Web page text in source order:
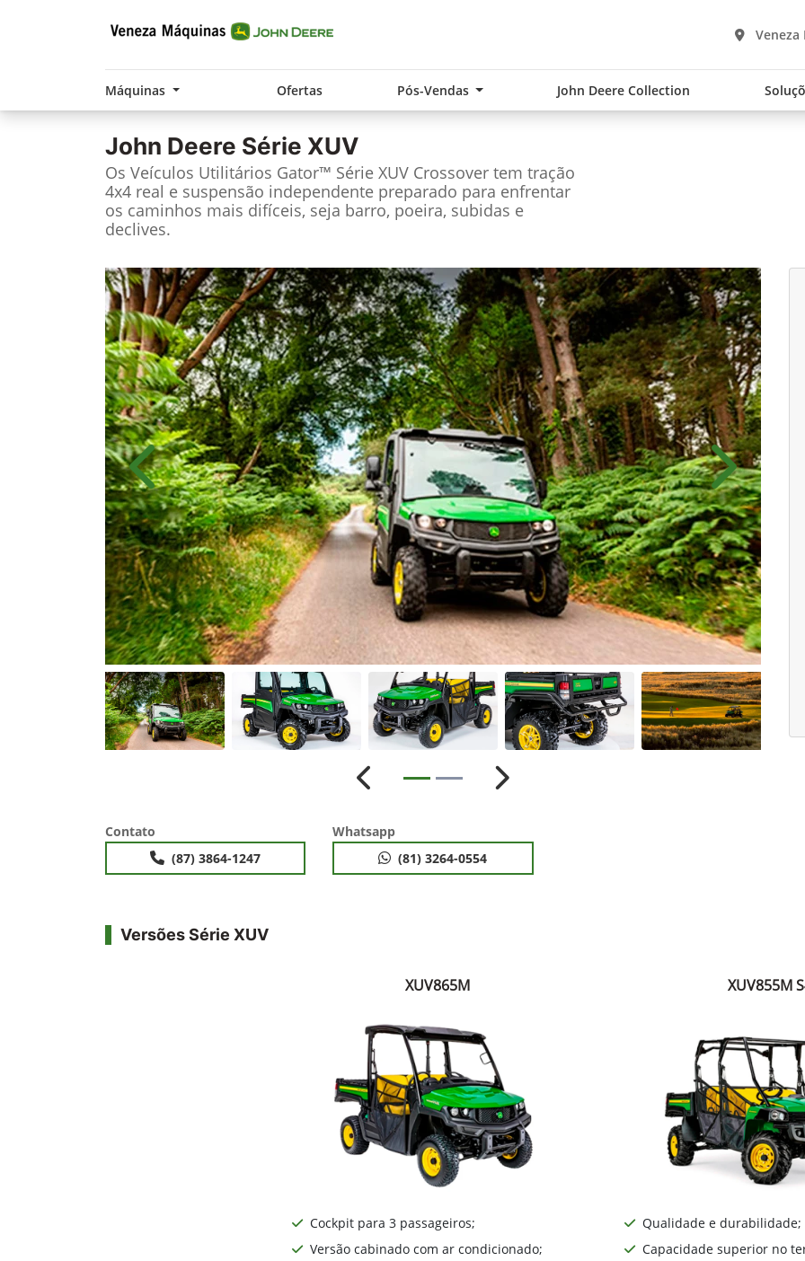
Máquinas Ofertas Pós-Vendas John Deere Collection
John Deere Série XUV
Os Veículos Utilitários Gator™ Série XUV Crossover tem tração
4x4 real e suspensão independente preparado para enfrentar
os caminhos mais difíceis, seja barro, poeira, subidas e
declives.
Anterior Próximo
Anterior Próximo
Contato
(87) 3864-1247
Whatsapp
(81) 3264-0554
Versões Série XUV
XUV865M
Cockpit para 3 passageiros;
Versão cabinado com ar condicionado;
XUV855M
Qualidade e durabilidade;
Capacidade superior no